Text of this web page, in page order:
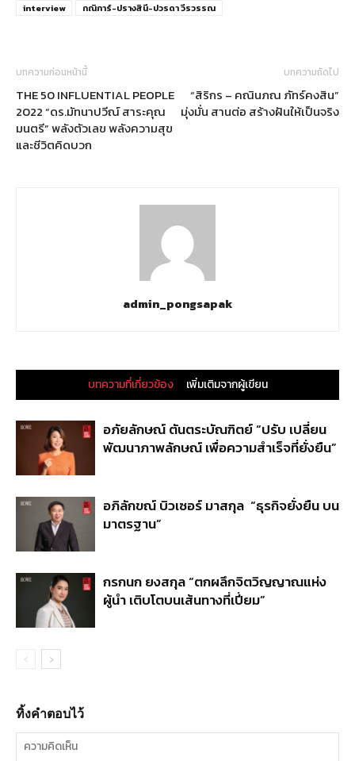
interview
กณิการ์-ปรางสินี-ปวรดา วีรวรรณ
บทความก่อนหน้านี้
THE 50 INFLUENTIAL PEOPLE
2022 “ดร.มัทนาปวีณ์ สาระคุณ
มนตรี” พลังตัวเลข พลังความสุข
และชีวิตคิดบวก
บทความถัดไป
“สิริกร – คณินภณ ภัทร์คงสิน”
มุ่งมั่น สานต่อ สร้างฝันให้เป็นจริง
admin_pongsapak
บทความที่เกี่ยวข้อง เพิ่มเติมจากผู้เขียน
อภัยลักษณ์ ตันตระบัณฑิตย์ “ปรับ เปลี่ยน
พัฒนาภาพลักษณ์ เพื่อความสำเร็จที่ยั่งยืน”
อภิลักขณ์ บิวเซอร์ มาสกุล “ธุรกิจยั่งยืน บน
มาตรฐาน”
กรกนก ยงสกุล “ตกผลึกจิตวิญญาณแห่ง
ผู้นำ เติบโตบนเส้นทางที่เปี่ยม”
ทิ้งคำตอบไว้